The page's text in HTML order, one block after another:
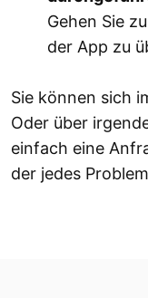
Gehen Sie
der App zu
Sie können sich
Oder über
einfach eine
der jedes